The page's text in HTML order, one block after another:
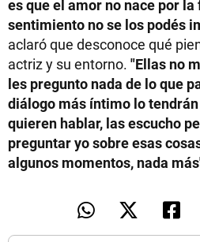
es que el amor no nace por
sentimiento no se los podés
aclaró que desconoce qué
actriz y su entorno. "Ellas no
les pregunto nada de lo que
diálogo más íntimo lo
quieren hablar, las escucho
preguntar yo sobre esas
algunos momentos, nada